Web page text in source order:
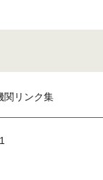
関リンク集